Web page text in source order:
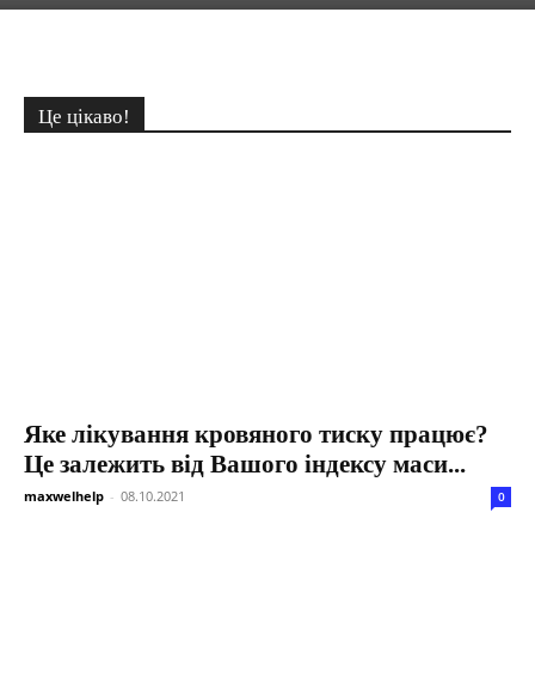
Це цікаво!
Яке лікування кровяного тиску працює?
Це залежить від Вашого індексу маси...
maxwelhelp - 08.10.2021 0